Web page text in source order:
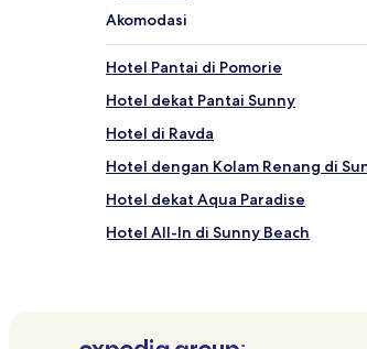
Akomodasi
Hotel Pantai di Pomorie
Hotel dekat Pantai Sunny
Hotel di Ravda
Hotel dengan Kolam Renang di
Hotel dekat Aqua Paradise
Hotel All-In di Sunny Beach